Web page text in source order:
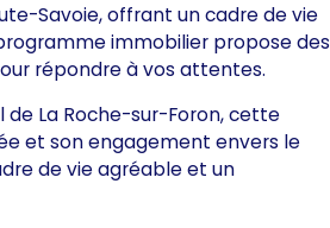
Savoie, offrant un cadre de vie
immobilier propose des
répondre à vos attentes.
La Roche-sur-Foron, cette
et son engagement envers le
de vie agréable et un